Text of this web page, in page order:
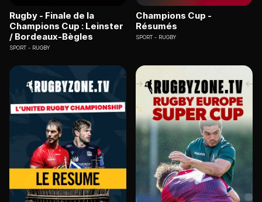
Rugby - Finale de la
Champions Cup : Leinster
/ Bordeaux-Bègles
SPORT RUGBY
Champions Cup -
Résumés
SPORT RUGBY